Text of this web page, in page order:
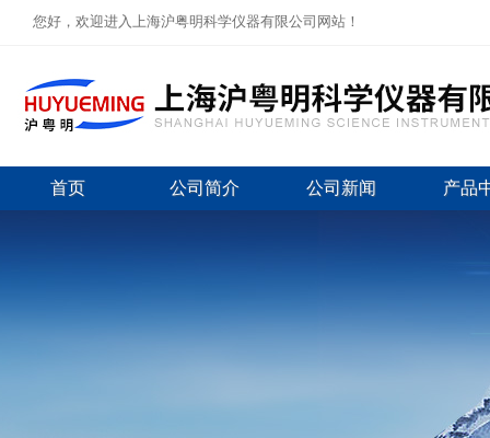
您好，欢迎进入上海沪粤明科学仪器有限公司网站！
首页 公司简介 公司新闻 产品